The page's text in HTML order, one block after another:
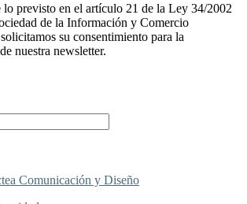
previsto en el artículo 21 de la Ley 34/2002
de la Información y Comercio
su consentimiento para la
nuestra newsletter.
Comunicación y Diseño